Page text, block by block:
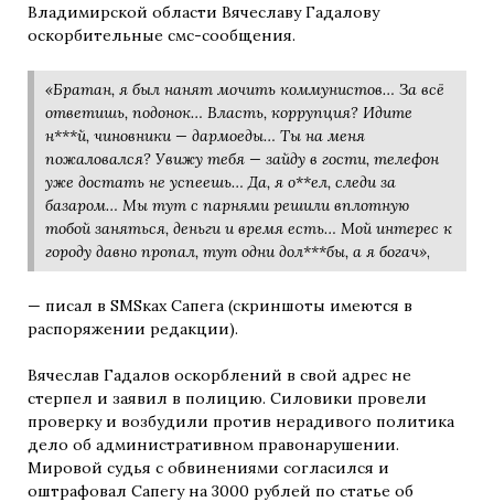
Владимирской области Вячеславу Гадалову
оскорбительные смс-сообщения.
«Братан, я был нанят мочить коммунистов… За всё
ответишь, подонок… Власть, коррупция? Идите
н***й, чиновники — дармоеды… Ты на меня
пожаловался? Увижу тебя — зайду в гости, телефон
уже достать не успеешь… Да, я о**ел, следи за
базаром… Мы тут с парнями решили вплотную
тобой заняться, деньги и время есть… Мой интерес к
городу давно пропал, тут одни дол***бы, а я богач»,
— писал в SMSках Сапега (скриншоты имеются в
распоряжении редакции).
Вячеслав Гадалов оскорблений в свой адрес не
стерпел и заявил в полицию. Силовики провели
проверку и возбудили против нерадивого политика
дело об административном правонарушении.
Мировой судья с обвинениями согласился и
оштрафовал Сапегу на 3000 рублей по статье об